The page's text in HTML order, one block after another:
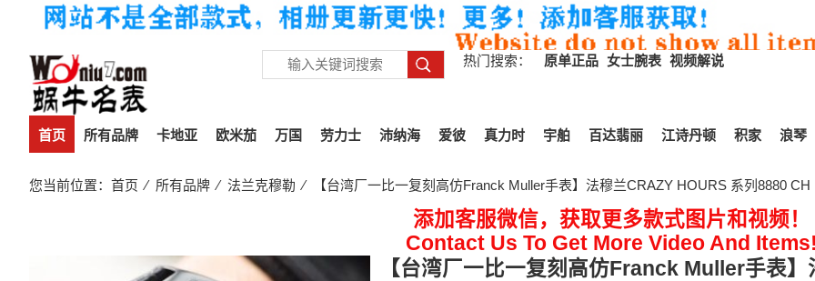
热门搜索： 原单正品 女士腕表 视频解说
首页 所有品牌 卡地亚 欧米茄 万国 劳力士 沛纳海 爱彼 真力时 宇舶 百达翡丽 江诗丹顿 积家 浪琴
您当前位置： 首页 ⁄ 所有品牌 ⁄ 法兰克穆勒 ⁄ 【台湾厂一比一复刻高仿Franck Muller手表】法穆兰CRAZY HOURS 系列8880
添加客服微信，获取更多款式图片和视频！
Contact Us To Get More Video And
【台湾厂一比一复刻高仿Franck Muller手表